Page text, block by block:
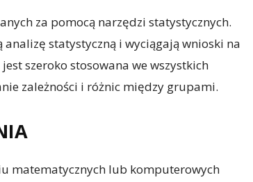
za pomocą narzędzi statystycznych.
statystyczną i wyciągają wnioski na
szeroko stosowana we wszystkich
zależności i różnic między grupami.
matematycznych lub komputerowych